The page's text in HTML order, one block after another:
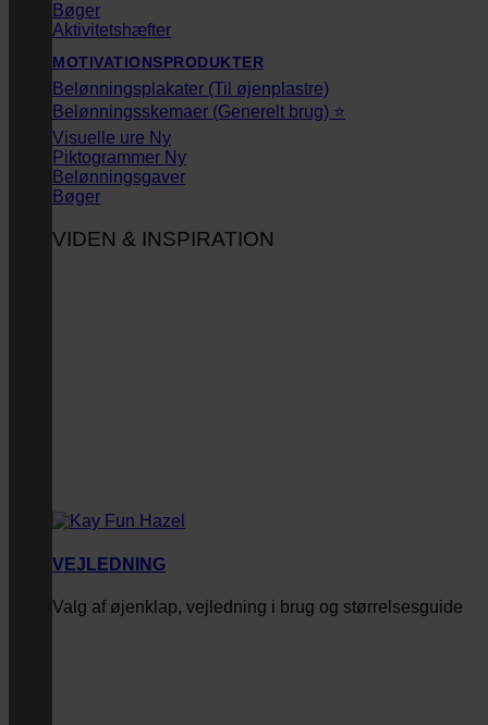
Bøger
Aktivitetshæfter
MOTIVATIONSPRODUKTER
Belønningsplakater (Til øjenplastre)
Belønningsskemaer (Generelt brug) ⭐
Visuelle ure
Piktogrammer
Belønningsgaver
Bøger
VIDEN & INSPIRATION
VEJLEDNING
Valg af øjenklap, vejledning i brug og størrelsesguide